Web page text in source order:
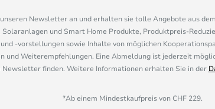
Newsletter an und erhalten sie tolle Angebote aus
und Smart Home Produkte, Produktpreis-
-vorstellungen sowie Inhalte von möglichen
und Weiterempfehlungen. Eine Abmeldung ist jederzeit
Newsletter finden. Weitere Informationen erhalten Sie in der
*Ab einem Mindestkaufpreis von CHF 229.